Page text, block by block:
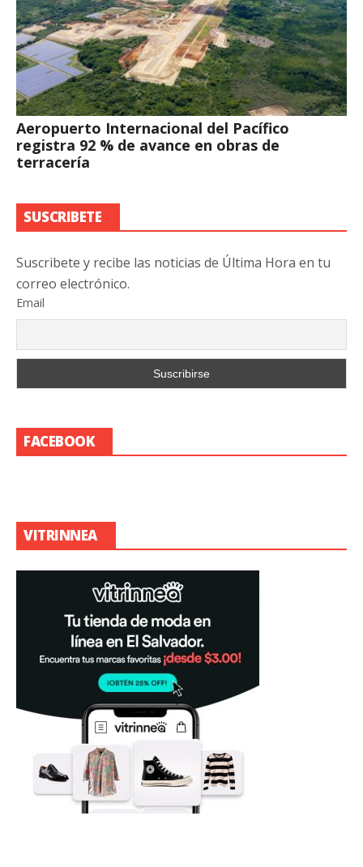
Aeropuerto Internacional del Pacífico
registra 92 % de avance en obras de
terracería
SUSCRIBETE
Suscribete y recibe las noticias de Última Hora en tu
correo electrónico.
Email
FACEBOOK
VITRINNEA